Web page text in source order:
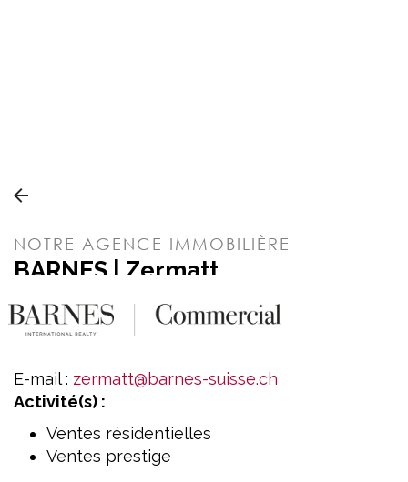
NOTRE AGENCE IMMOBILIÈRE
BARNES | Zermatt
Bahnhofstrasse 5
CH - 3920 Zermatt
E-mail : zermatt@barnes-suisse.ch
Activité(s) :
Ventes résidentielles
Ventes prestige